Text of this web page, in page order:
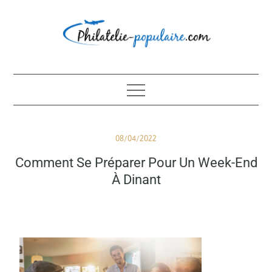
Philatélie populaire
Posted
08/04/2022
Comment Se Préparer Pour Un Week-End
À Dinant